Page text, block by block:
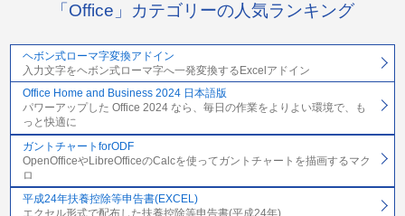
「Office」カテゴリーの人気ランキング
ヘボン式ローマ字変換アドイン
入力文字をヘボン式ローマ字へ一発変換するExcelアドイン
Office Home and Business 2024 日本語版
パワーアップした Office 2024 なら、毎日の作業をよりよい環境で、も
っと快適に
ガントチャートforODF
OpenOfficeやLibreOfficeのCalcを使ってガントチャートを描画するマク
ロ
平成24年扶養控除等申告書(EXCEL)